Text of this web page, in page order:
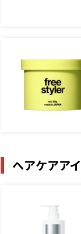
ヘアケアア